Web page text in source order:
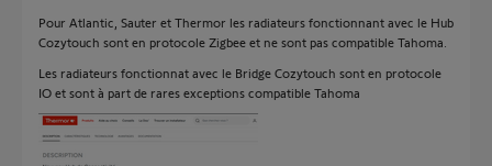
Pour Atlantic, Sauter et Thermor les radiateurs fonctionnant avec le Hub
Cozytouch sont en protocole Zigbee et ne sont pas compatible Tahoma.
Les radiateurs fonctionnat avec le Bridge Cozytouch sont en protocole
IO et sont à part de rares exceptions compatible Tahoma